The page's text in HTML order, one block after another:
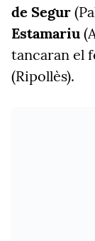
de Segur
Estamariu
tancaran el
(Ripollès).